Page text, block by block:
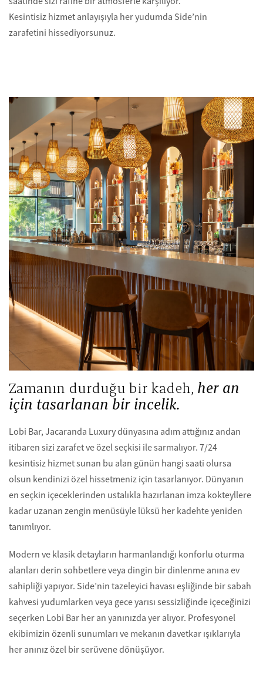
Kesintisiz hizmet anlayışıyla her yudumda Side’nin
zarafetini hissediyorsunuz.
Zamanın durduğu bir kadeh, her an
için tasarlanan bir incelik.
Lobi Bar, Jacaranda Luxury dünyasına adım attığınız andan
itibaren sizi zarafet ve özel seçkisi ile sarmalıyor. 7/24
kesintisiz hizmet sunan bu alan günün hangi saati olursa
olsun kendinizi özel hissetmeniz için tasarlanıyor. Dünyanın
en seçkin içeceklerinden ustalıkla hazırlanan imza kokteyllere
kadar uzanan zengin menüsüyle lüksü her kadehte yeniden
tanımlıyor.
Modern ve klasik detayların harmanlandığı konforlu oturma
alanları derin sohbetlere veya dingin bir dinlenme anına ev
sahipliği yapıyor. Side’nin tazeleyici havası eşliğinde bir sabah
kahvesi yudumlarken veya gece yarısı sessizliğinde içeceğinizi
seçerken Lobi Bar her an yanınızda yer alıyor. Profesyonel
ekibimizin özenli sunumları ve mekanın davetkar ışıklarıyla
her anınız özel bir serüvene dönüşüyor.